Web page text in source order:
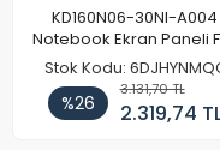
KD160N06-30NI-A004
Notebook Ekran Paneli
HD
Stok Kodu:
%26
3.131,70 TL
2.319,74